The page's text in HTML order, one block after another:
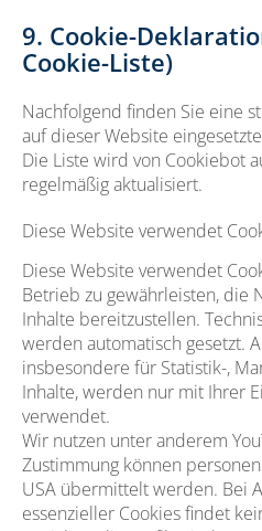
9. Cookie-
Cookie-Liste)
Nachfolgend finden Sie eine
auf dieser Website
Die Liste wird von Cookiebot
regelmäßig aktualisiert.
Diese Website verwendet
Diese Website verwendet
Betrieb zu gewährleisten, die
Inhalte bereitzustellen.
werden automatisch gesetzt.
insbesondere für Statistik-,
Inhalte, werden nur mit Ihrer
verwendet.
Wir nutzen unter anderem
Zustimmung können
USA übermittelt werden. Bei
essenzieller Cookies findet